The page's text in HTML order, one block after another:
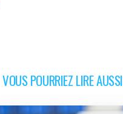
VOUS POURRIEZ LIRE AUSSI